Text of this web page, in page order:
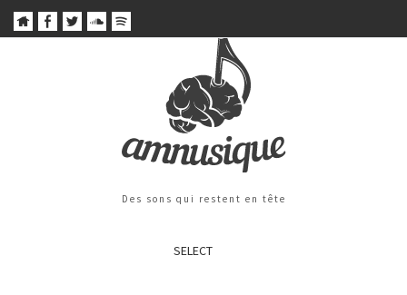
Des sons qui restent en tête
SELECT